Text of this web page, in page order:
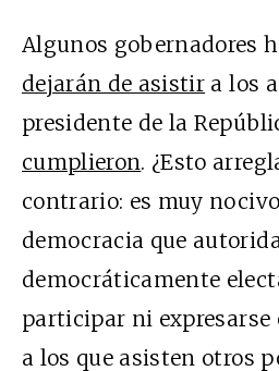
Algunos gobernadores
dejarán de asistir a los
presidente de la
cumplieron. ¿Esto
contrario: es muy
democracia que
democráticamente
participar ni expresarse
a los que asisten otros